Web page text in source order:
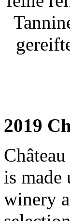
2019
is made
winery